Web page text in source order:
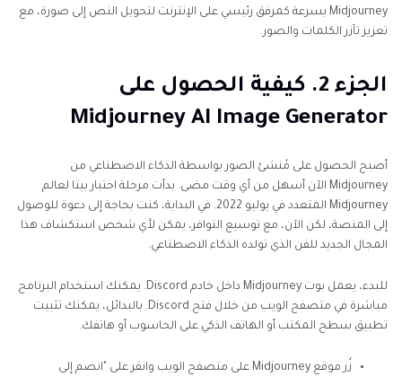
Midjourney بسرعة كمرفق رئيسي على الإنترنت لتحويل النص إلى صورة، مع
تعزيز تآزر الكلمات والصور.
الجزء 2. كيفية الحصول على
Midjourney AI Image Generator
أصبح الحصول على مُنشئ الصور بواسطة الذكاء الاصطناعي من
Midjourney الآن أسهل من أي وقت مضى. بدأت مرحلة اختبار بيتا لعالم
Midjourney المتعدد في يوليو 2022. في البداية، كنت بحاجة إلى دعوة للوصول
إلى المنصة، لكن الآن، مع توسيع التوافر، يمكن لأي شخص استكشاف هذا
المجال الجديد للفن الذي تولده الذكاء الاصطناعي.
للبدء، يعمل بوت Midjourney داخل خادم Discord. يمكنك استخدام البرنامج
مباشرة في متصفح الويب من خلال فتح Discord. بالبدائل، يمكنك تثبيت
تطبيق سطح المكتب أو الهاتف الذكي على الحاسوب أو هاتفك.
زُر موقع Midjourney على متصفح الويب وانقر على "انضم إلى